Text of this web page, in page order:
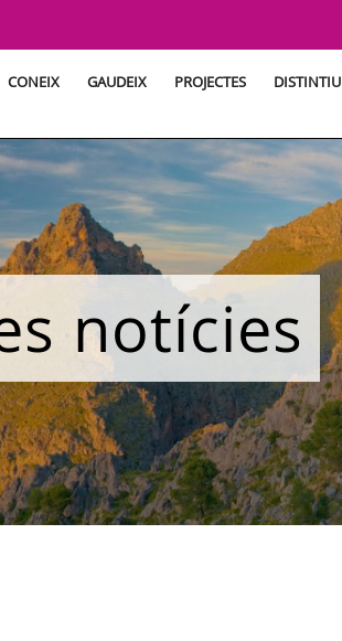
CONEIX GAUDEIX PROJECTES DISTINTIU
notícies